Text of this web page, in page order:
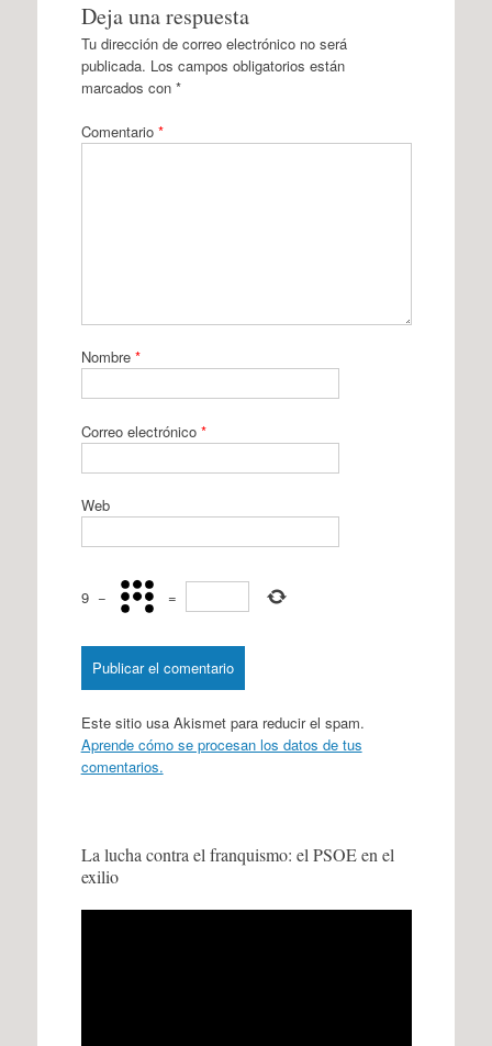
Deja una respuesta
Tu dirección de correo electrónico no será
publicada. Los campos obligatorios están
marcados con *
Comentario *
Nombre *
Correo electrónico *
Web
9 − =
Este sitio usa Akismet para reducir el spam.
Aprende cómo se procesan los datos de tus
comentarios.
La lucha contra el franquismo: el PSOE en el
exilio